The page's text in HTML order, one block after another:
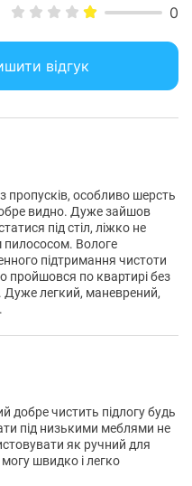
основна
крутним моментом і
щілинна насадка, насадка
Easy-щітки, міні
прибирання,
можуть змінюватися
для
на справжнє
у важкодоступних
зайвих зусиль. З
будете в курсі стану
0
відгук
пропусків, особливо шерсть
видно. Дуже зайшов
під стіл, ліжко не
пилососом. Вологе
підтримання чистоти
пройшовся по квартирі без
Дуже легкий, маневрений,
добре чистить підлогу будь
під низькими меблями не
як ручний для
швидко і легко